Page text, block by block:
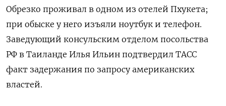
Обрезко проживал в одном из отелей Пхукета;
при обыске у него изъяли ноутбук и телефон.
Заведующий консульским отделом посольства
РФ в Таиланде Илья Ильин подтвердил ТАСС
факт задержания по запросу американских
властей.